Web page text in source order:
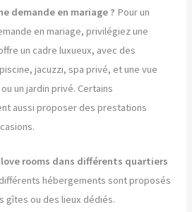
demande en mariage ? Pour un
en mariage, privilégiez une
un cadre luxueux, avec des
jacuzzi, spa privé, et une vue
un jardin privé. Certains
aussi proposer des prestations
rooms dans différents quartiers
hébergements sont proposés
gîtes ou des lieux dédiés.